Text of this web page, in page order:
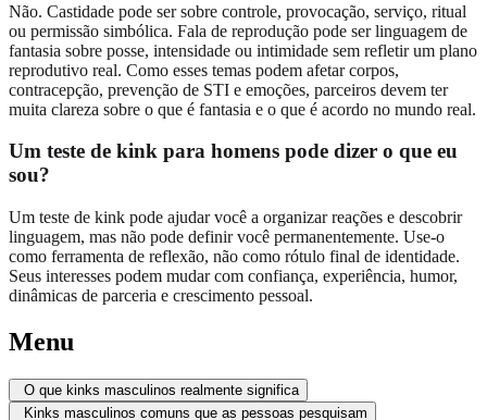
Não. Castidade pode ser sobre controle, provocação, serviço, ritual
ou permissão simbólica. Fala de reprodução pode ser linguagem de
fantasia sobre posse, intensidade ou intimidade sem refletir um plano
reprodutivo real. Como esses temas podem afetar corpos,
contracepção, prevenção de STI e emoções, parceiros devem ter
muita clareza sobre o que é fantasia e o que é acordo no mundo real.
Um teste de kink para homens pode dizer o que eu
sou?
Um teste de kink pode ajudar você a organizar reações e descobrir
linguagem, mas não pode definir você permanentemente. Use-o
como ferramenta de reflexão, não como rótulo final de identidade.
Seus interesses podem mudar com confiança, experiência, humor,
dinâmicas de parceria e crescimento pessoal.
Menu
O que kinks masculinos realmente significa
Kinks masculinos comuns que as pessoas pesquisam